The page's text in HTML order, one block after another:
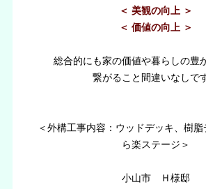
＜ 美観の向上 ＞
＜ 価値の向上 ＞
総合的にも家の価値や暮らしの豊
繋がること間違いなしで
＜外構工事内容：ウッドデッキ、樹
ら楽ステージ＞
小山市 Ｈ様邸